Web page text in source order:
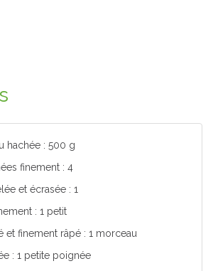
hachée : 500 g
finement : 4
et écrasée : 1
: 1 petit
et finement râpé : 1 morceau
: 1 petite poignée